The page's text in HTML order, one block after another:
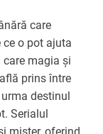
care
o pot ajuta
magia și
prins între
destinul
Serialul